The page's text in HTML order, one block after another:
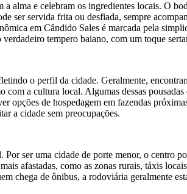
alma e celebram os ingredientes locais. O
ser servida frita ou desfiada, sempre
em Cândido Sales é marcada pela
tempero baiano, com um toque
o perfil da cidade. Geralmente,
a cultura local. Algumas dessas
opções de hospedagem em fazendas
a cidade sem preocupações.
ser uma cidade de porte menor, o centro
afastadas, como as zonas rurais, táxis
chega de ônibus, a rodoviária geralmente